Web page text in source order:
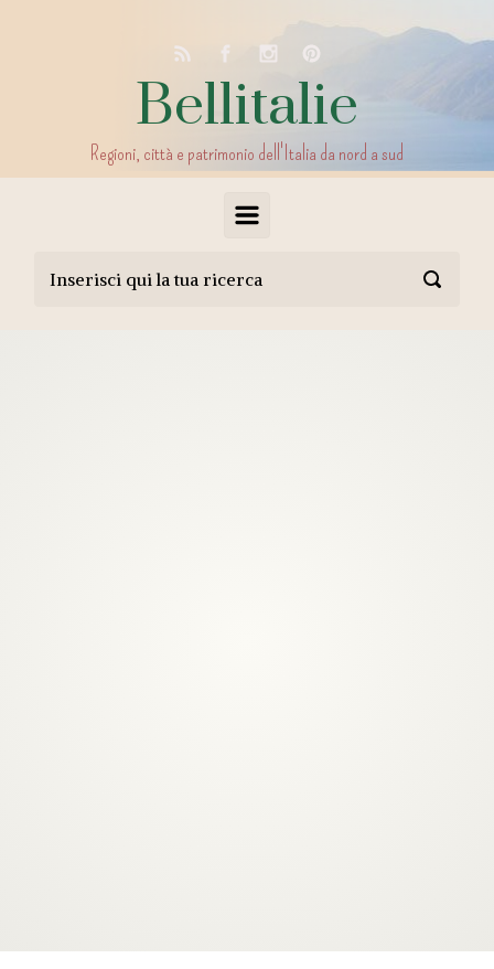
Bellitalie
Regioni, città e patrimonio dell'Italia da nord a sud